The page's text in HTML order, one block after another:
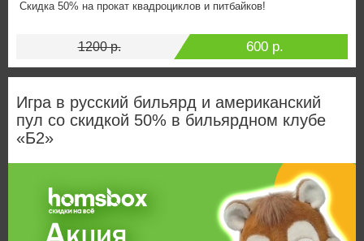
Скидка 50% на прокат квадроциклов и питбайков!
1200 р. 600 р.
Игра в русский бильярд и американский
пул со скидкой 50% в бильярдном клубе
«Б2»